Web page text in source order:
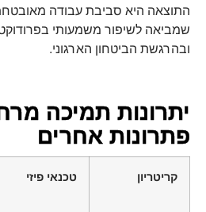
התוצאה היא סביבת עבודה
שמביאה לשיפור משמעותי
ובהרגשת הביטחון הארגוני.
יתרונות תמיכה
פתרונות אחרים
קריטריון טכנאי פיזי